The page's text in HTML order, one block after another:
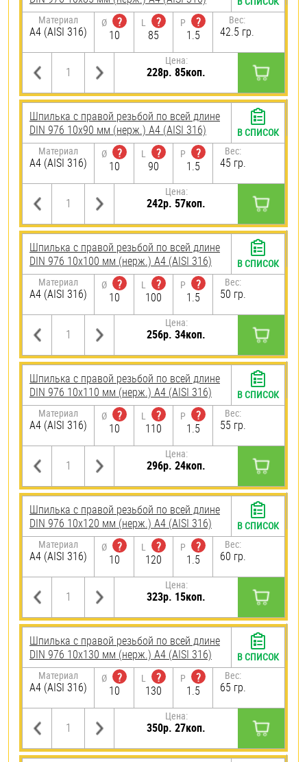
Материал
A4 (AISI 316)
Ø
?
10
L
?
85
P
?
1.5
Вес:
42.5 гр.
Цена:
228р. 85коп.
Шпилька с правой резьбой по всей длине
DIN 976 10х90 мм (нерж.) A4 (AISI 316)
Материал
A4 (AISI 316)
Ø
?
10
L
?
90
P
?
1.5
Вес:
45 гр.
Цена:
242р. 57коп.
В СПИСОК
Шпилька с правой резьбой по всей длине
DIN 976 10х100 мм (нерж.) A4 (AISI 316)
Материал
A4 (AISI 316)
Ø
?
10
L
?
100
P
?
1.5
Вес:
50 гр.
Цена:
256р. 34коп.
В СПИСОК
Шпилька с правой резьбой по всей длине
DIN 976 10х110 мм (нерж.) A4 (AISI 316)
Материал
A4 (AISI 316)
Ø
?
10
L
?
110
P
?
1.5
Вес:
55 гр.
Цена:
296р. 24коп.
В СПИСОК
Шпилька с правой резьбой по всей длине
DIN 976 10х120 мм (нерж.) A4 (AISI 316)
Материал
A4 (AISI 316)
Ø
?
10
L
?
120
P
?
1.5
Вес:
60 гр.
Цена:
323р. 15коп.
В СПИСОК
Шпилька с правой резьбой по всей длине
DIN 976 10х130 мм (нерж.) A4 (AISI 316)
Материал
A4 (AISI 316)
Ø
?
10
L
?
130
P
?
1.5
Вес:
65 гр.
Цена:
350р. 27коп.
В СПИСОК